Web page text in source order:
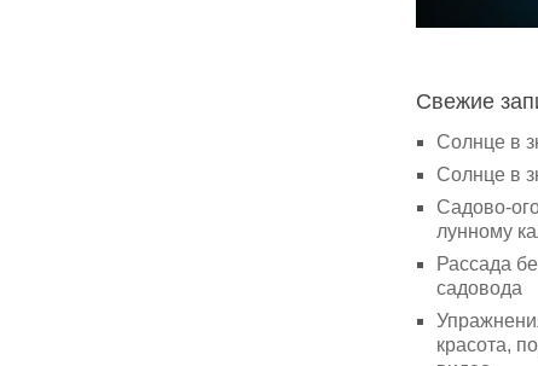
Свежие
Солнце в
Солнце в
Садово-
лунному
Рассада
садовода
красота,